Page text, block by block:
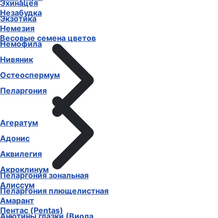
Незабудка
Немезия
Немофила
Нивяник
Остеоспермум
Пеларгония
Пеларгония зональная
Пеларгония плющелистная
Пентас (Pentas)
Эхинацея
Экзотика
Весовые семена цветов
Агератум
Адонис
Аквилегия
Акроклинум
Алиссум
Амарант
Анютины глазки (Виола